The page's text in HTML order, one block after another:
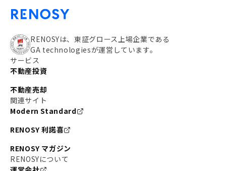
RENOSYは、東証グロース上場企業である
GA technologiesが運営しています。
サービス
不動産投資
不動産売却
関連サイト
Modern Standard
RENOSY 利諾喜
RENOSY マガジン
RENOSYについて